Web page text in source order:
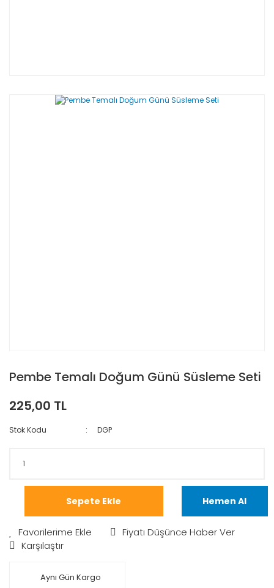
Pembe Temalı Doğum Günü Süsleme Seti
225,00 TL
Stok Kodu DGP
Sepete Ekle Hemen Al
Fiyatı Düşünce Haber Ver
Karşılaştır
Aynı Gün Kargo